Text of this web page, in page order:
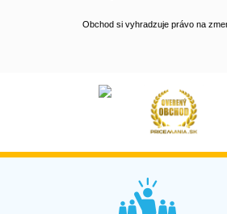
Obchod si vyhradzuje právo na